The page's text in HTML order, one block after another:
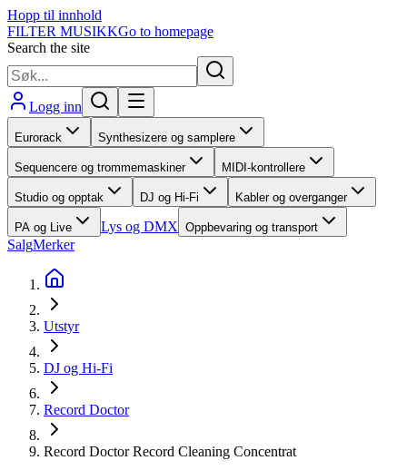
Hopp til innhold
FILTER MUSIKKGo to homepage
Search the site
Logg inn
Eurorack Synthesizere og samplere
Sequencere og trommemaskiner MIDI-kontrollere
Studio og opptak DJ og Hi-Fi Kabler og overganger
PA og Live Lys og DMX Oppbevaring og transport
SalgMerker
Utstyr
DJ og Hi-Fi
Record Doctor
Record Doctor Record Cleaning Concentrat